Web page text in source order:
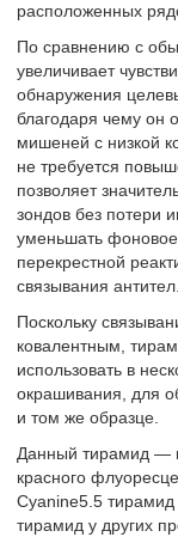
расположенных
По сравнению с
увеличивает
обнаружения
благодаря чему он
мишеней с низкой
не требуется
позволяет
зондов без потери
уменьшать
перекрестной
связывания антител.
Поскольку
ковалентным,
использовать в
окрашивания, для
и том же образце.
Данный тирамид —
красного
Cyanine5.5 тирамид
тирамид у других